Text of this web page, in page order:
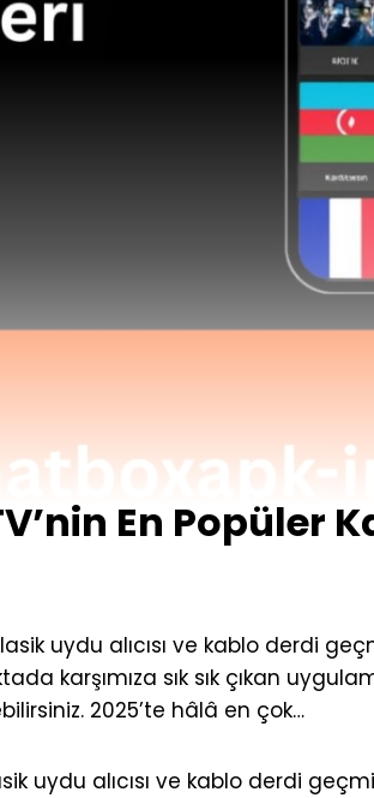
En Popüler
uydu alıcısı ve kablo derdi
karşımıza sık sık çıkan
2025’te hâlâ en çok…
uydu alıcısı ve kablo derdi